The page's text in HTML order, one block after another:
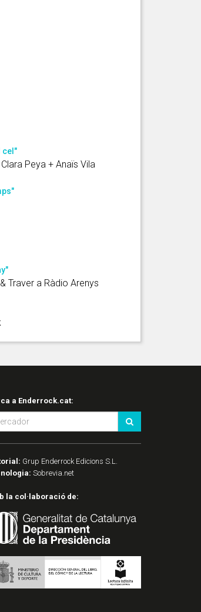
cel"
Peya + Anaïs Vila
Traver a Ràdio Arenys
a Enderrock.cat:
Grup Enderrock Edicions S.L.
Sobrevia.net
la col·laboració de: